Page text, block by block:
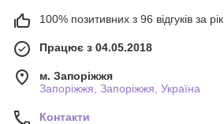
100% позитивних з 96 відгуків за рік
Працює з 04.05.2018
м. Запоріжжя
Запоріжжя, Запоріжжя, Україна
Контакти